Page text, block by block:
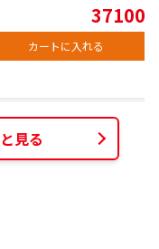
37100
カートに入れる
見る